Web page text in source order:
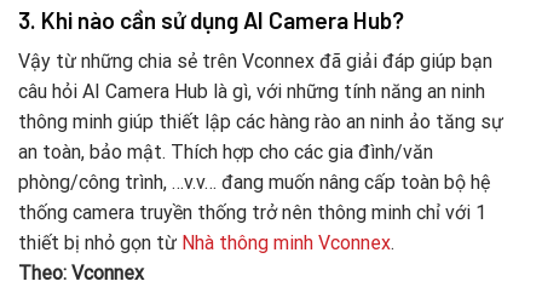
3. Khi nào cần sử dụng AI Camera Hub?
Vậy từ những chia sẻ trên Vconnex đã giải đáp giúp bạn
câu hỏi AI Camera Hub là gì, với những tính năng an ninh
thông minh giúp thiết lập các hàng rào an ninh ảo tăng sự
an toàn, bảo mật. Thích hợp cho các gia đình/văn
phòng/công trình, …v.v… đang muốn nâng cấp toàn bộ hệ
thống camera truyền thống trở nên thông minh chỉ với 1
thiết bị nhỏ gọn từ Nhà thông minh Vconnex.
Theo: Vconnex